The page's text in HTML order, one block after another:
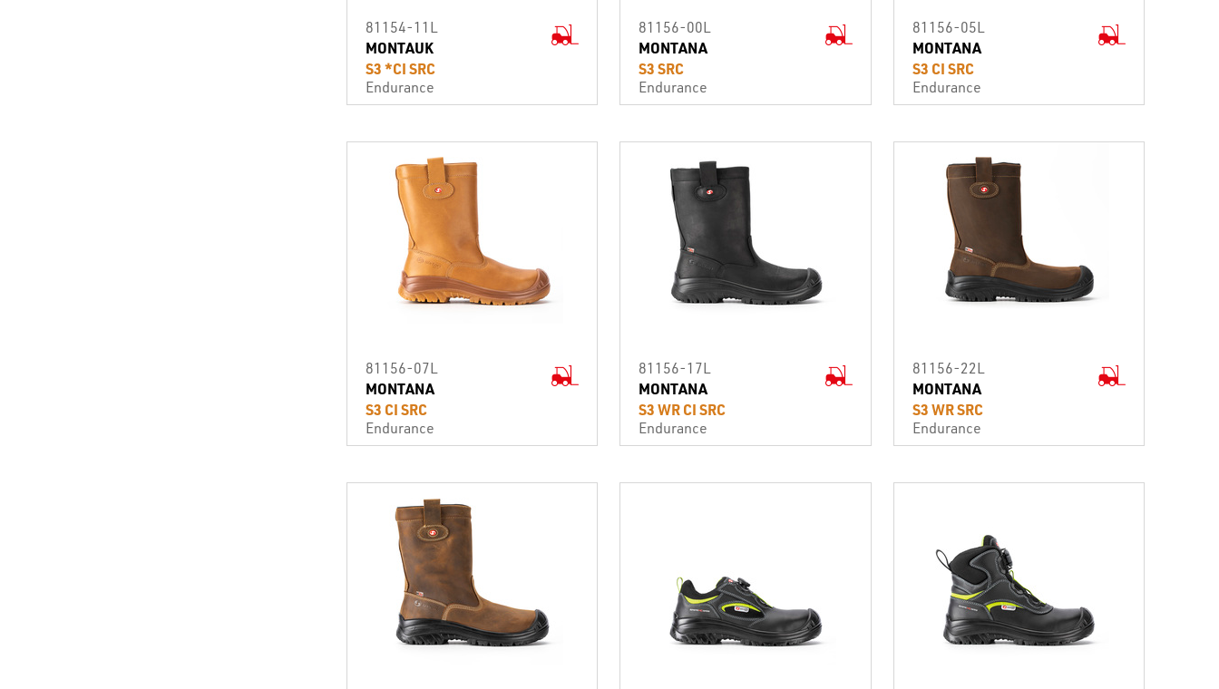
81154-11L
MONTAUK
S3 *CI SRC
Endurance
81156-00L
MONTANA
S3 SRC
Endurance
81156-05L
MONTANA
S3 CI SRC
Endurance
81156-07L
MONTANA
S3 CI SRC
Endurance
81156-17L
MONTANA
S3 WR CI SRC
Endurance
81156-22L
MONTANA
S3 WR SRC
Endurance